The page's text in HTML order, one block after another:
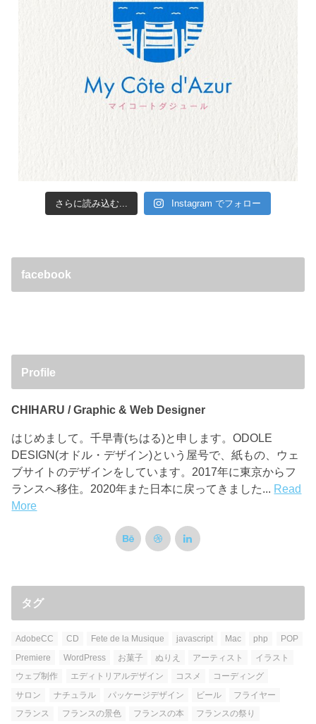
さらに読み込む... Instagram でフォロー
facebook
Profile
CHIHARU / Graphic & Web Designer
はじめまして。千早青(ちはる)と申します。ODOLE
DESIGN(オドル・デザイン)という屋号で、紙もの、ウェ
ブサイトのデザインをしています。2017年に東京からフ
ランスへ移住。2020年また日本に戻ってきました... Read
More
タグ
AdobeCC CD Fete de la Musique javascript Mac php
POP
Premiere
WordPress お菓子 ぬりえ アーティスト
イラスト
ウェブ制作
エディトリアルデザイン コスメ
コーディング
サロン
ナチュラル パッケージデザイン ビール
フライヤー
フランス
フランスの景色 フランスの本
フランスの祭り